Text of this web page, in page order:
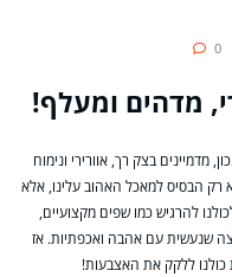
0
מדהים ומעלף!
בצק רך, אוורירי ונימוח
הבסיס למאכל האהוב עלינו, אלא
להרגיש כמו שפים מקצועיים,
שנעשית עם אהבה ואכפתיות. אז
ללקק את האצבעות!